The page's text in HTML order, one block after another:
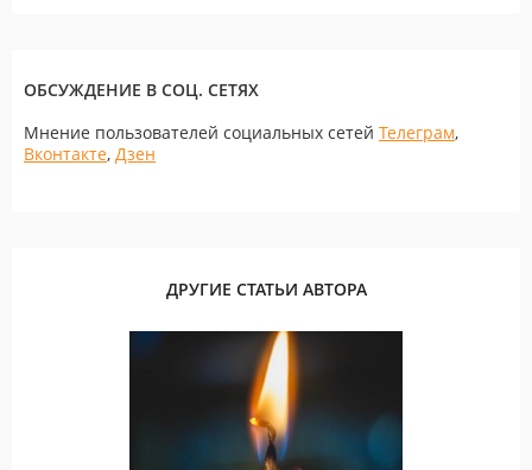
ОБСУЖДЕНИЕ В СОЦ. СЕТЯХ
Мнение пользователей социальных сетей Телеграм,
Вконтакте, Дзен
ДРУГИЕ СТАТЬИ АВТОРА